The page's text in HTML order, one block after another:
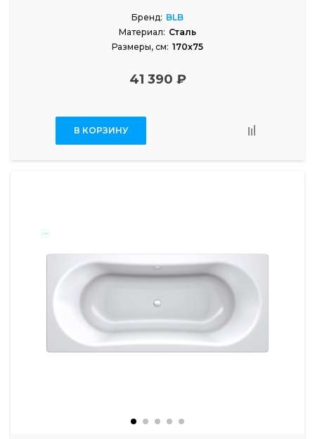
Бренд: BLB
Материал: Сталь
Размеры, см: 170x75
41 390 ₽
В КОРЗИНУ